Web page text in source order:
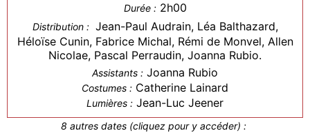
Durée : 2h00
Distribution : Jean-Paul Audrain, Léa Balthazard,
Héloïse Cunin, Fabrice Michal, Rémi de Monvel, Allen
Nicolae, Pascal Perraudin, Joanna Rubio.
Assistants : Joanna Rubio
Costumes : Catherine Lainard
Lumières : Jean-Luc Jeener
8 autres dates (cliquez pour y accéder) :